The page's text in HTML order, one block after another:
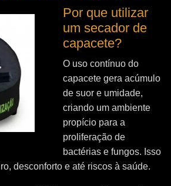
Por que utilizar
um secador de
capacete?
O uso contínuo do
capacete gera acúmulo
de suor e umidade,
criando um ambiente
propício para a
proliferação de
bactérias e fungos. Isso
desconforto e até riscos à saúde.